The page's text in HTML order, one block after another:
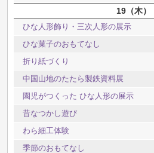
19 木
ひな人形飾り・三次人形の展示
ひな菓子のおもてなし
折り紙づくり
中国山地のたたら製鉄資料展
園児がつくった ひな人形の展示
昔なつかし遊び
わら細工体験
季節のおもてなし